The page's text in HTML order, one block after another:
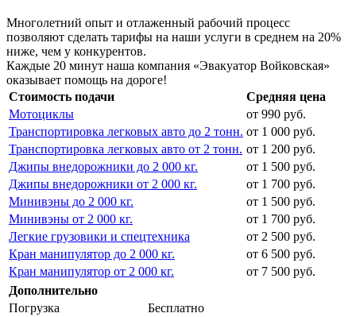
Многолетний опыт и отлаженный рабочий процесс
позволяют сделать тарифы на наши услуги в среднем на 20%
ниже, чем у конкурентов.
Каждые 20 минут наша компания «Эвакуатор Войковская»
оказывает помощь на дороге!
Стоимость подачи
Средняя цена
Мотоциклы
от 990 руб.
Транспортировка легковых авто до 2 тонн. от 1 000 руб.
Транспортировка легковых авто от 2 тонн. от 1 200 руб.
Джипы внедорожники до 2 000 кг.
от 1 500 руб.
Джипы внедорожники от 2 000 кг.
от 1 700 руб.
Минивэны до 2 000 кг.
от 1 500 руб.
Минивэны от 2 000 кг.
от 1 700 руб.
Легкие грузовики и спецтехника
от 2 500 руб.
Кран манипулятор до 2 000 кг.
от 6 500 руб.
Кран манипулятор от 2 000 кг.
от 7 500 руб.
Дополнительно
Погрузка
Бесплатно